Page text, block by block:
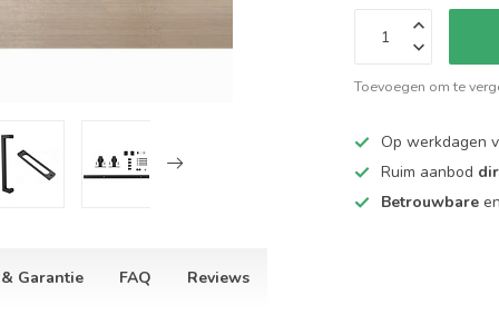
Toevoegen om te
Op werkdagen
Ruim aanbod
Betrouwbare
Garantie FAQ Reviews